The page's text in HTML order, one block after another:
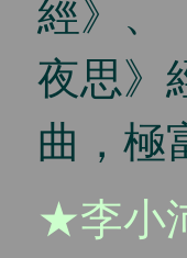
經》、
夜思》
曲，極
★李小